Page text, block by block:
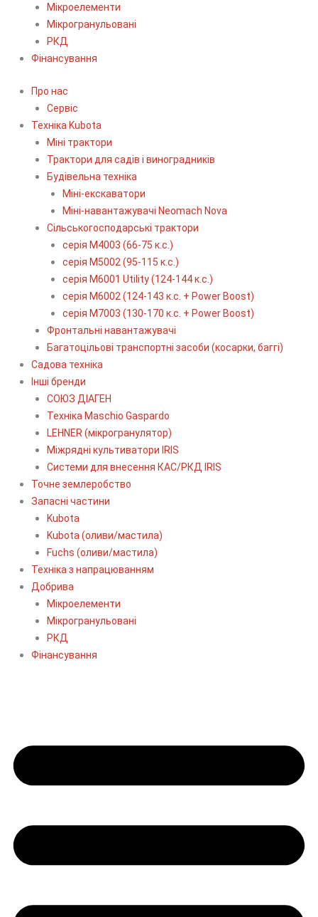
Мікроелементи
Мікрогранульовані
РКД
Фінансування
Про нас
Сервіс
Технiка Kubota
Міні трактори
Трактори для садів і виноградників
Будівельна техніка
Міні-екскаватори
Міні-навантажувачі Neomach Nova
Сільськогосподарські трактори
серія М4003 (66-75 к.с.)
серія М5002 (95-115 к.с.)
серія M6001 Utility (124-144 к.с.)
серія М6002 (124-143 к.с. + Power Boost)
серія М7003 (130-170 к.с. + Power Boost)
Фронтальні навантажувачі
Багатоцільові транспортні засоби (косарки, баггі)
Садова техніка
Інші бренди
СОЮЗ ДІАГЕН
Техніка Maschio Gaspardo
LEHNER (мікрогранулятор)
Міжрядні культиватори IRIS
Системи для внесення КАС/РКД IRIS
Точне землеробство
Запасні частини
Kubota
Kubota (оливи/мастила)
Fuchs (оливи/мастила)
Техніка з напрацюванням
Добрива
Мікроелементи
Мікрогранульовані
РКД
Фінансування